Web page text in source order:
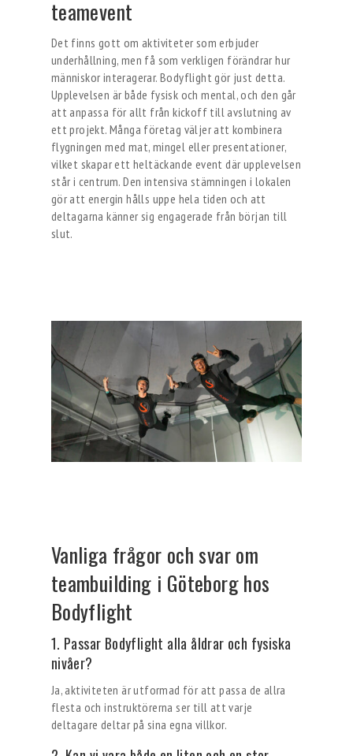
teamevent
Det finns gott om aktiviteter som erbjuder
underhållning, men få som verkligen förändrar hur
människor interagerar. Bodyflight gör just detta.
Upplevelsen är både fysisk och mental, och den går
att anpassa för allt från kickoff till avslutning av
ett projekt. Många företag väljer att kombinera
flygningen med mat, mingel eller presentationer,
vilket skapar ett heltäckande event där upplevelsen
står i centrum. Den intensiva stämningen i lokalen
gör att energin hålls uppe hela tiden och att
deltagarna känner sig engagerade från början till
slut.
Vanliga frågor och svar om
teambuilding i Göteborg hos
Bodyflight
1. Passar Bodyflight alla åldrar och fysiska
nivåer?
Ja, aktiviteten är utformad för att passa de allra
flesta och instruktörerna ser till att varje
deltagare deltar på sina egna villkor.